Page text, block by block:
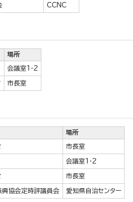
CCNC
場所
会議室1・2
市長室
場所
市長室
会議室1・2
市長室
興協会定時評議員会 愛知県自治センター